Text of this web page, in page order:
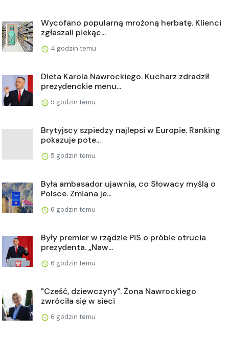
Wycofano popularną mrożoną herbatę. Klienci
zgłaszali piekąc...
4 godzin temu
Dieta Karola Nawrockiego. Kucharz zdradził
prezydenckie menu...
5 godzin temu
Brytyjscy szpiedzy najlepsi w Europie. Ranking
pokazuje pote...
5 godzin temu
Była ambasador ujawnia, co Słowacy myślą o
Polsce. Zmiana je...
6 godzin temu
Były premier w rządzie PiS o próbie otrucia
prezydenta. „Naw...
6 godzin temu
"Cześć, dziewczyny". Żona Nawrockiego
zwróciła się w sieci
6 godzin temu